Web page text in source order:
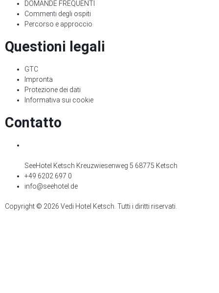
DOMANDE FREQUENTI
Commenti degli ospiti
Percorso e approccio
Questioni legali
GTC
Impronta
Protezione dei dati
Informativa sui cookie
Contatto
SeeHotel Ketsch Kreuzwiesenweg 5 68775 Ketsch
+49 6202 697 0
info@seehotel.de
Copyright © 2026 Vedi Hotel Ketsch. Tutti i diritti riservati.